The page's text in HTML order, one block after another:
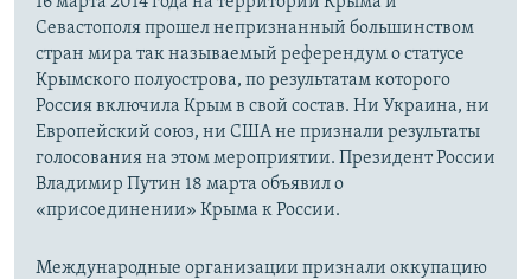
Севастополя прошел непризнанный большинством
стран мира так называемый референдум о статусе
Крымского полуострова, по результатам которого
Россия включила Крым в свой состав. Ни Украина, ни
Европейский союз, ни США не признали результаты
голосования на этом мероприятии. Президент России
Владимир Путин 18 марта объявил о
«присоединении» Крыма к России.
Международные организации признали оккупацию